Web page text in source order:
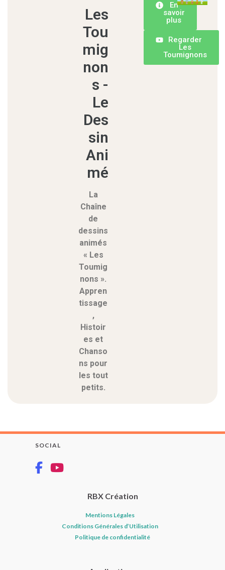
Les
Tou
mig
non
s -
Le
Des
sin
Ani
mé
La
Chaîne
de
dessins
animés
« Les
Toumig
nons ».
Appren
tissage
,
Histoir
es et
Chanso
ns pour
les tout
petits.
En
savoir
plus
Regarder
Les
Toumignons
SOCIAL
RBX Création
Mentions Légales
Conditions Générales d’Utilisation
Politique de confidentialité